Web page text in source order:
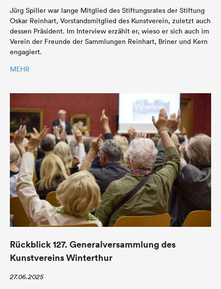
Jürg Spiller war lange Mitglied des Stiftungsrates der Stiftung
Oskar Reinhart, Vorstandsmitglied des Kunstverein, zuletzt auch
dessen Präsident. Im Interview erzählt er, wieso er sich auch im
Verein der Freunde der Sammlungen Reinhart, Briner und Kern
engagiert.
MEHR
Rückblick 127. Generalversammlung des
Kunstvereins Winterthur
27.06.2025